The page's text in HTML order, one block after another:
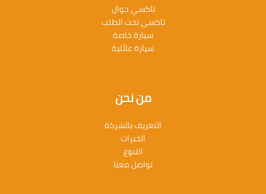
تاكسي جوال
تاكسي تحت الطلب
سيارة خاصة
سيارة عائلية
من نحن
التعريف بالشركة
الخبرات
التنوع
تواصل معنا